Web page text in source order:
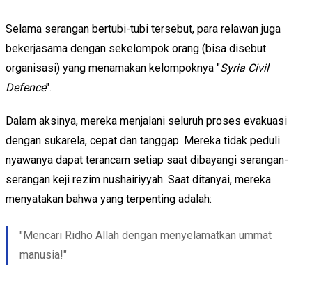
Selama serangan bertubi-tubi tersebut, para relawan juga
bekerjasama dengan sekelompok orang (bisa disebut
organisasi) yang menamakan kelompoknya "Syria Civil
Defence".
Dalam aksinya, mereka menjalani seluruh proses evakuasi
dengan sukarela, cepat dan tanggap. Mereka tidak peduli
nyawanya dapat terancam setiap saat dibayangi serangan-
serangan keji rezim nushairiyyah. Saat ditanyai, mereka
menyatakan bahwa yang terpenting adalah:
"Mencari Ridho Allah dengan menyelamatkan ummat
manusia!"